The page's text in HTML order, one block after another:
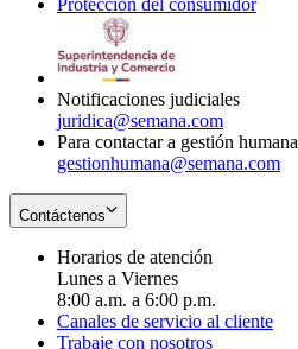
window
newin
Protección del consumidorOpens
Notificaciones judiciales
juridica@semana.com
Para contactar a gestión humana
gestionhumana@semana.com
Contáctenos
Horarios de atención
Lunes a Viernes
8:00 a.m. a 6:00 p.m.
Canales de servicio al cliente
Trabaje con nosotros